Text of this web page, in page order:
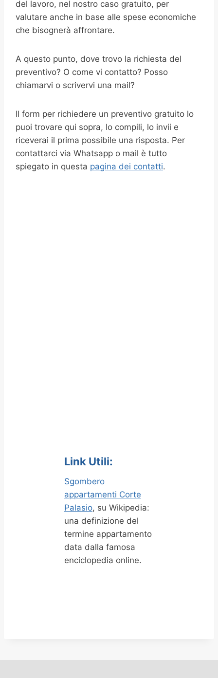
del lavoro, nel nostro caso gratuito, per
valutare anche in base alle spese economiche
che bisognerà affrontare.
A questo punto, dove trovo la richiesta del
preventivo? O come vi contatto? Posso
chiamarvi o scrivervi una mail?
Il form per richiedere un preventivo gratuito lo
puoi trovare qui sopra, lo compili, lo invii e
riceverai il prima possibile una risposta. Per
contattarci via Whatsapp o mail è tutto
spiegato in questa pagina dei contatti.
Link Utili:
Sgombero
appartamenti Corte
Palasio, su Wikipedia:
una definizione del
termine appartamento
data dalla famosa
enciclopedia online.